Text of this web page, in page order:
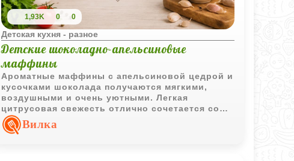
1,93K 0 0
Детская кухня - разное
Детские шоколадно-апельсиновые
маффины
Ароматные маффины с апельсиновой цедрой и
кусочками шоколада получаются мягкими,
воздушными и очень уютными. Легкая
цитрусовая свежесть отлично сочетается со
сладким шоколадом и делает выпечку
особенно аппетитной.
Вилка